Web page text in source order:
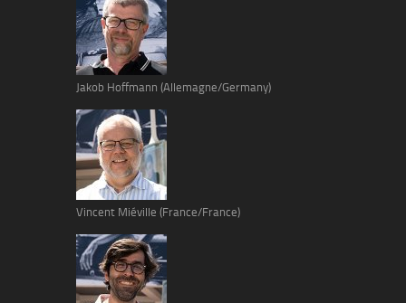
Jakob Hoffmann (Allemagne/Germany)
Vincent Miéville (France/France)